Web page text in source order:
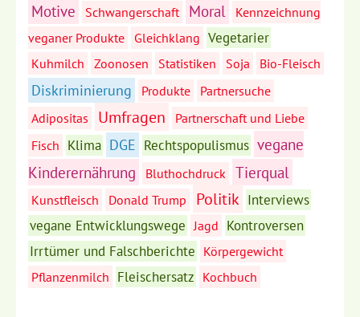
Motive
Schwangerschaft Moral
Kennzeichnung
veganer Produkte
Gleichklang Vegetarier
Kuhmilch Zoonosen Statistiken Soja Bio-Fleisch
Diskriminierung Produkte
Partnersuche
Adipositas
Umfragen
Partnerschaft und Liebe
Fisch Klima DGE Rechtspopulismus vegane
Kinderernährung
Bluthochdruck Tierqual
Kunstfleisch Donald Trump Politik Interviews
vegane Entwicklungswege Jagd Kontroversen
Irrtümer und Falschberichte Körpergewicht
Pflanzenmilch Fleischersatz Kochbuch